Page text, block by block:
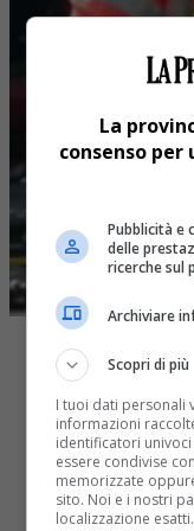
Share
Tweet
La
consenso
Pubblicità e
delle
ricerche sul
Archiviare
Scopri di più
I tuoi dati personali
informazioni
identificatori
essere condivise
memorizzate
sito. Noi e i nostri
localizzazione esatti.